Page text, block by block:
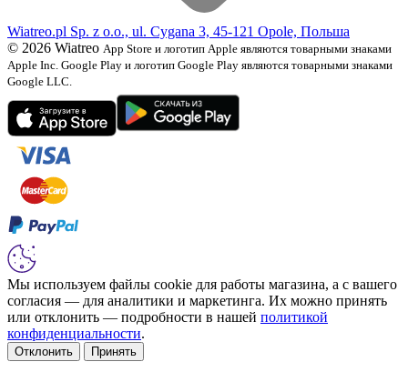
Wiatreo.pl Sp. z o.o., ul. Cygana 3, 45-121 Opole, Польша
© 2026 Wiatreo App Store и логотип Apple являются товарными знаками
Apple Inc. Google Play и логотип Google Play являются товарными знаками
Google LLC.
Мы используем файлы cookie для работы магазина, а с вашего
согласия — для аналитики и маркетинга. Их можно принять
или отклонить — подробности в нашей политикой
конфиденциальности.
Отклонить Принять